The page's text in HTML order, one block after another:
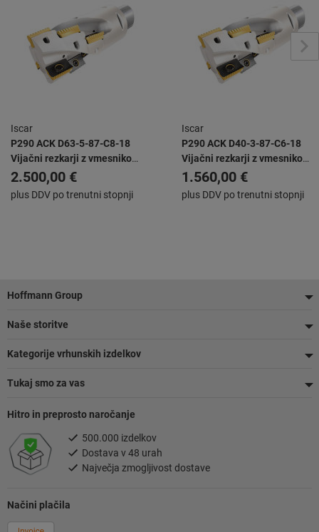
Iscar
P290 ACK D63-5-87-C8-18
Vijačni rezkarji z vmesnikom
CAMFIX za obračalne rezalne
ploščice dolžine 18 mm
2.500,00 €
plus DDV po trenutni stopnji
Iscar
P290 ACK D40-3-87-C6-18
Vijačni rezkarji z vmesnikom
CAMFIX za obračalne rezalne
ploščice dolžine 18 mm
1.560,00 €
plus DDV po trenutni stopnji
Noga
Hoffmann Group
Naše storitve
Kategorije vrhunskih izdelkov
Tukaj smo za vas
Načini plačila
Hitro in preprosto naročanje
500.000 izdelkov
Dostava v 48 urah
Največja zmogljivost dostave